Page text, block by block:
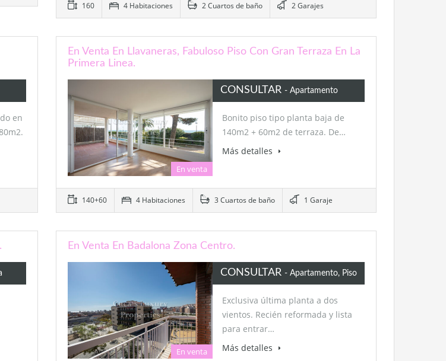
160 4 Habitaciones 2 Cuartos de baño 2 Garajes
en
En Venta En Llavaneras, Fabuloso Piso Con Gran Terraza En La
Primera Linea.
En venta
CONSULTAR - Apartamento
Bonito piso tipo planta baja de
140m2 + 60m2 de terraza. De…
Más detalles
140+60 4 Habitaciones 3 Cuartos de baño 1 Garaje
En Venta En Badalona Zona Centro.
En venta
CONSULTAR - Apartamento, Piso
Exclusiva última planta a dos
vientos. Recién reformada y lista
para entrar…
Más detalles